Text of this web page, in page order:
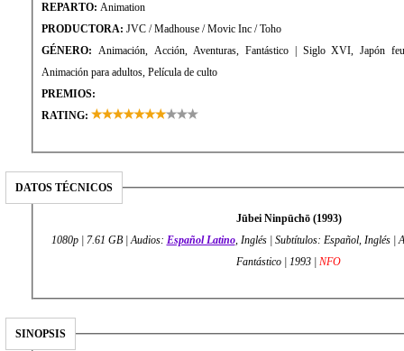
REPARTO: Animation
PRODUCTORA: JVC / Madhouse / Movic Inc / Toho
GÉNERO: Animación, Acción, Aventuras, Fantástico | Siglo XVI, Japón
Animación para adultos, Película de culto
PREMIOS:
RATING:
DATOS TÉCNICOS
Jūbei Ninpūchō (1993)
1080p | 7.61 GB | Audios: Español Latino, Inglés | Subtítulos: Español, Inglés |
Fantástico | 1993 | NFO
SINOPSIS